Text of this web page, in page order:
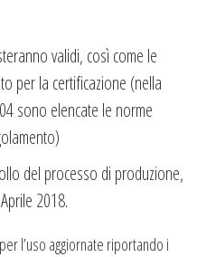
validi, così come le
per la certificazione (nella
sono elencate le norme
del processo di produzione,
2018.
l’uso aggiornate riportando i